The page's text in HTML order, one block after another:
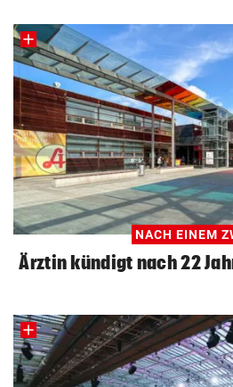
NACH EINEM
Ärztin kündigt nach 22